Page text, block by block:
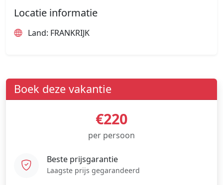
Locatie informatie
Land: FRANKRIJK
Boek deze vakantie
€220
per persoon
Beste prijsgarantie
Laagste prijs gegarandeerd